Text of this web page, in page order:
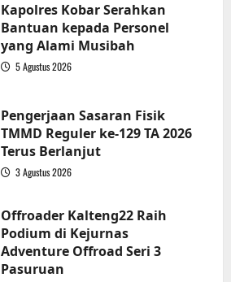
Kapolres Kobar Serahkan
Bantuan kepada Personel
yang Alami Musibah
5 Agustus 2026
Pengerjaan Sasaran Fisik
TMMD Reguler ke-129 TA 2026
Terus Berlanjut
3 Agustus 2026
Offroader Kalteng22 Raih
Podium di Kejurnas
Adventure Offroad Seri 3
Pasuruan